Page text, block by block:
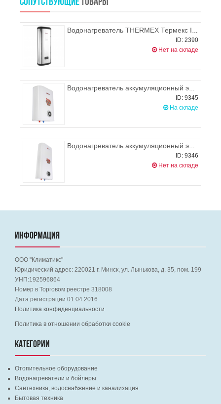
Водонагреватель THERMEX Термекс ID 100 V ( 100 литров )
ID: 2390
Нет на складе
Водонагреватель аккумуляционный электрический THERMEX MK 30 V
ID: 9345
На складе
Водонагреватель аккумуляционный электрический THERMEX MK 50 V
ID: 9346
Нет на складе
ИНФОРМАЦИЯ
ООО "Климатикс"
Юридический адрес: 220021 г. Минск, ул. Лынькова, д. 35, пом. 199
УНП:192596864
Номер в Торговом реестре 318008
Дата регистрации 01.04.2016
Политика конфиденциальности
Политика в отношении обработки cookie
КАТЕГОРИИ
Отопительное оборудование
Водонагреватели и бойлеры
Сантехника, водоснабжение и канализация
Бытовая техника